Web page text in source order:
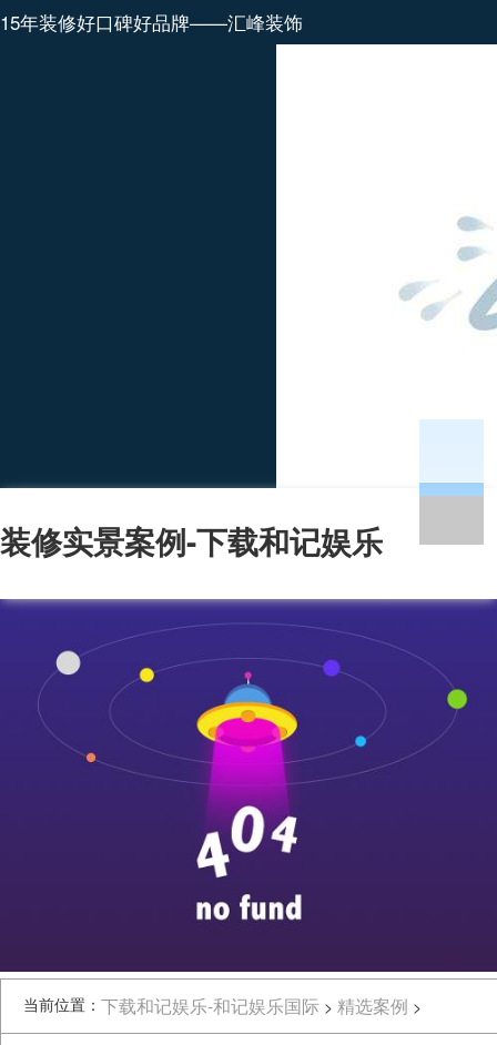
15年装修好口碑好品牌——汇峰装饰
装修实景案例-下载和记娱乐
当前位置： 下载和记娱乐-和记娱乐国际 > 精选案例 >